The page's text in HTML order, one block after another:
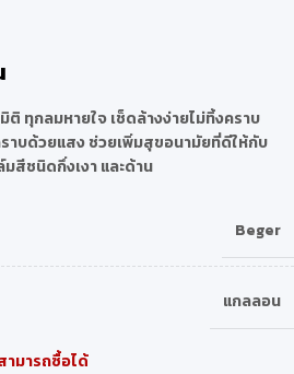
ทุกลมหายใจ เช็ดล้างง่ายไม่ทิ้งคราบ
าบด้วยแสง ช่วยเพิ่มสุขอนามัยที่ดีให้กับ
สีชนิดกึ่งเงา และด้าน
Beger
แกลลอน
มารถซื้อได้